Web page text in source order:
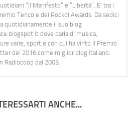
“Il Manifesto” e “Libertà”. E' tra i
Tenco e del Rockol Awards. Da sedici
quotidianamente il suo blog
dove parla di musica,
varie, sport e con cui ha vinto il Premio
del 2016 come miglior blog italiano.
Radiocoop dal 2003.
ANCHE...